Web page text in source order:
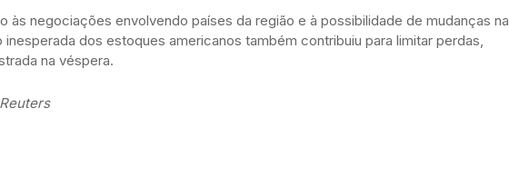
às negociações envolvendo países da região e à possibilidade de mudanças na
dos estoques americanos também contribuiu para limitar perdas,
na véspera.